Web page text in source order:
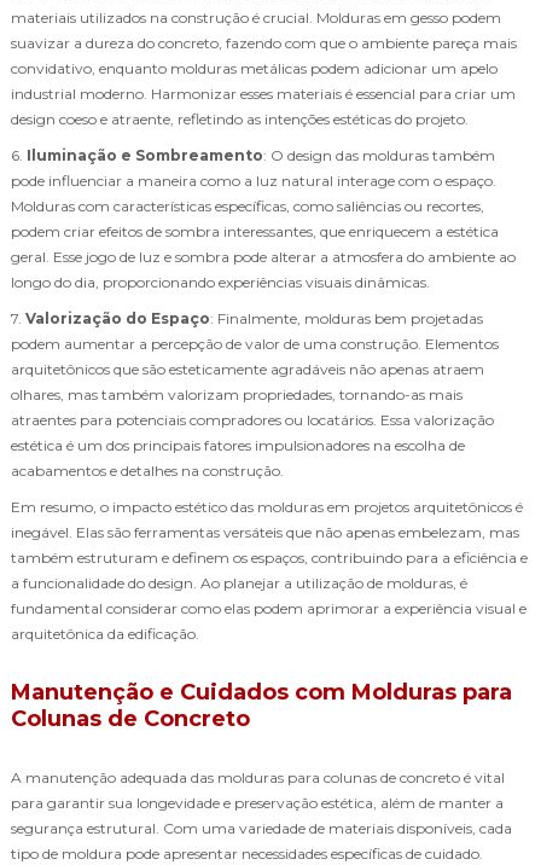
materiais utilizados na construção é crucial. Molduras em gesso podem
suavizar a dureza do concreto, fazendo com que o ambiente pareça mais
convidativo, enquanto molduras metálicas podem adicionar um apelo
industrial moderno. Harmonizar esses materiais é essencial para criar um
design coeso e atraente, refletindo as intenções estéticas do projeto.
6. Iluminação e Sombreamento: O design das molduras também
pode influenciar a maneira como a luz natural interage com o espaço.
Molduras com características específicas, como saliências ou recortes,
podem criar efeitos de sombra interessantes, que enriquecem a estética
geral. Esse jogo de luz e sombra pode alterar a atmosfera do ambiente ao
longo do dia, proporcionando experiências visuais dinâmicas.
7. Valorização do Espaço: Finalmente, molduras bem projetadas
podem aumentar a percepção de valor de uma construção. Elementos
arquitetônicos que são esteticamente agradáveis não apenas atraem
olhares, mas também valorizam propriedades, tornando-as mais
atraentes para potenciais compradores ou locatários. Essa valorização
estética é um dos principais fatores impulsionadores na escolha de
acabamentos e detalhes na construção.
Em resumo, o impacto estético das molduras em projetos arquitetônicos é
inegável. Elas são ferramentas versáteis que não apenas embelezam, mas
também estruturam e definem os espaços, contribuindo para a eficiência e
a funcionalidade do design. Ao planejar a utilização de molduras, é
fundamental considerar como elas podem aprimorar a experiência visual e
arquitetônica da edificação.
Manutenção e Cuidados com Molduras para
Colunas de Concreto
A manutenção adequada das molduras para colunas de concreto é vital
para garantir sua longevidade e preservação estética, além de manter a
segurança estrutural. Com uma variedade de materiais disponíveis, cada
tipo de moldura pode apresentar necessidades específicas de cuidado.